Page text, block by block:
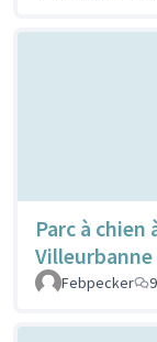
Parc à chien
Villeurbanne
Febpecker
9